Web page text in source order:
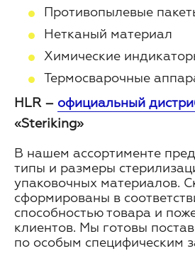
Противопылевые
Нетканый материал
Химические
Термосварочные
HLR – официальный
«Steriking»
В нашем ассортименте
типы и размеры
упаковочных материалов.
сформированы в
способностью товара и
клиентов. Мы готовы
по особым специфическим